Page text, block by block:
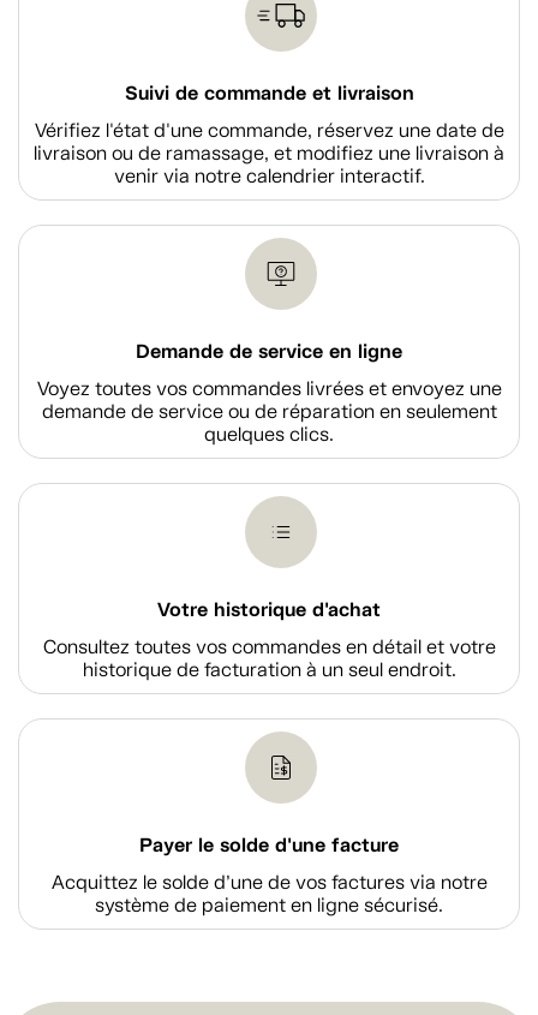
Suivi de commande et livraison
Vérifiez l'état d'une commande, réservez une date de
livraison ou de ramassage, et modifiez une livraison à
venir via notre calendrier interactif.
Demande de service en ligne
Voyez toutes vos commandes livrées et envoyez une
demande de service ou de réparation en seulement
quelques clics.
Votre historique d'achat
Consultez toutes vos commandes en détail et votre
historique de facturation à un seul endroit.
Payer le solde d'une facture
Acquittez le solde d’une de vos factures via notre
système de paiement en ligne sécurisé.